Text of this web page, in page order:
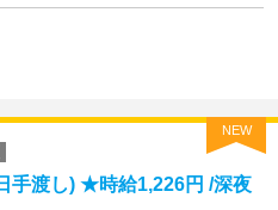
NEW
手渡し) ★時給1,226円 /深夜